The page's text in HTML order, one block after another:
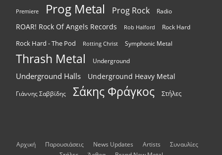
Premiere Prog Metal Prog Rock Radio
ROAR! Rock Of Angels Records Rob Halford Rock Hard
Rock Hard - The Pod Rotting Christ Symphonic Metal
Thrash Metal Underground
Underground Halls Underground Heavy Metal
Γιάννης Σαββίδης Σάκης Φράγκος Στήλες
Αρχική Παρουσιάσεις News Updates Artists
Συναυλίες